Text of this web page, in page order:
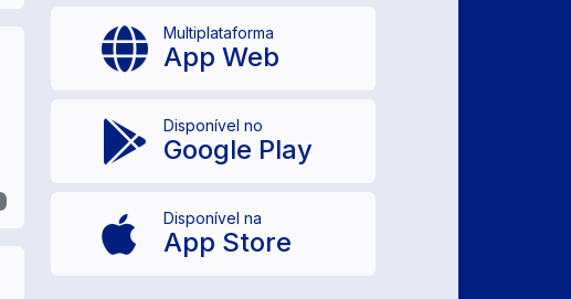
Multiplataforma
App Web
Disponível no
Google Play
Disponível na
App Store